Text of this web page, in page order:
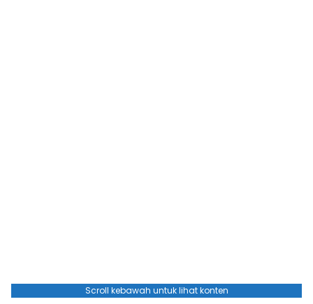
Scroll kebawah untuk lihat konten